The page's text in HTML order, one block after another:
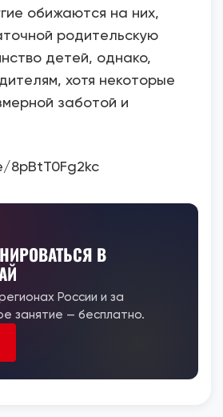
обижаются на них,
родительскую
детей, однако,
хотя некоторые
заботой и
В
России и за
занятие — бесплатно.